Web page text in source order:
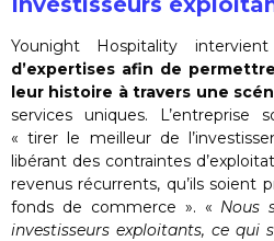
Younight Hospitality
d’expertises afin de
leur histoire à travers une
services uniques. L’entreprise
« tirer le meilleur de
libérant des contraintes
revenus récurrents, qu’ils soient
fonds de commerce ». « Nous
investisseurs exploitants, ce qui